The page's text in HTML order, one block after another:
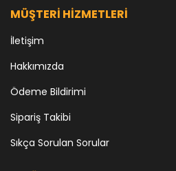
MÜŞTERİ HİZMETLERİ
İletişim
Hakkımızda
Ödeme Bildirimi
Sipariş Takibi
Sıkça Sorulan Sorular